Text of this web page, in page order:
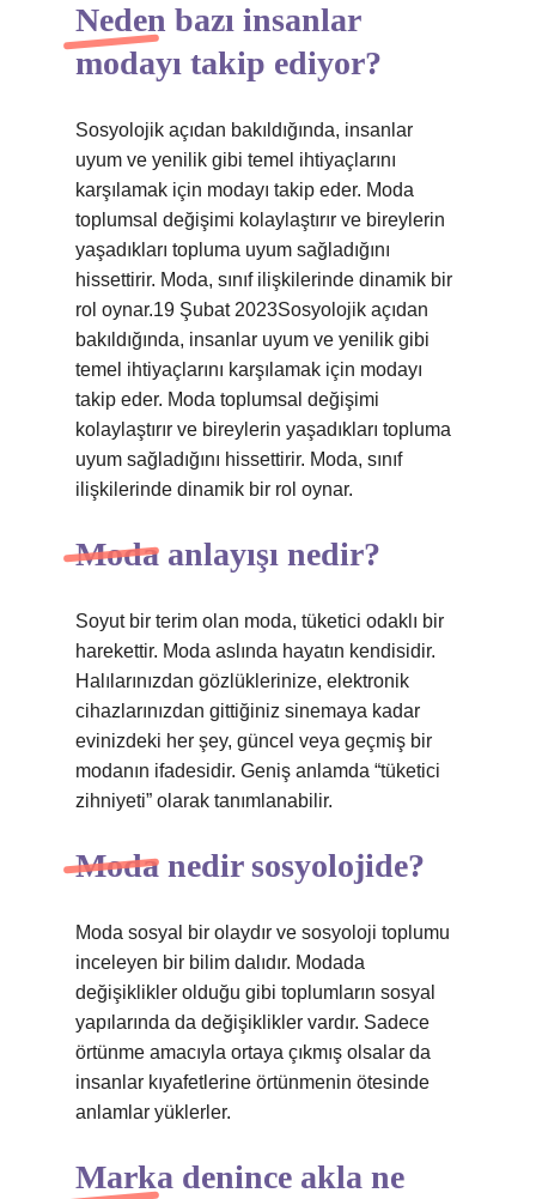
Neden bazı insanlar
modayı takip ediyor?
Sosyolojik açıdan bakıldığında, insanlar
uyum ve yenilik gibi temel ihtiyaçlarını
karşılamak için modayı takip eder. Moda
toplumsal değişimi kolaylaştırır ve bireylerin
yaşadıkları topluma uyum sağladığını
hissettirir. Moda, sınıf ilişkilerinde dinamik bir
rol oynar.19 Şubat 2023Sosyolojik açıdan
bakıldığında, insanlar uyum ve yenilik gibi
temel ihtiyaçlarını karşılamak için modayı
takip eder. Moda toplumsal değişimi
kolaylaştırır ve bireylerin yaşadıkları topluma
uyum sağladığını hissettirir. Moda, sınıf
ilişkilerinde dinamik bir rol oynar.
Moda anlayışı nedir?
Soyut bir terim olan moda, tüketici odaklı bir
harekettir. Moda aslında hayatın kendisidir.
Halılarınızdan gözlüklerinize, elektronik
cihazlarınızdan gittiğiniz sinemaya kadar
evinizdeki her şey, güncel veya geçmiş bir
modanın ifadesidir. Geniş anlamda “tüketici
zihniyeti” olarak tanımlanabilir.
Moda nedir sosyolojide?
Moda sosyal bir olaydır ve sosyoloji toplumu
inceleyen bir bilim dalıdır. Modada
değişiklikler olduğu gibi toplumların sosyal
yapılarında da değişiklikler vardır. Sadece
örtünme amacıyla ortaya çıkmış olsalar da
insanlar kıyafetlerine örtünmenin ötesinde
anlamlar yüklerler.
Marka denince akla ne